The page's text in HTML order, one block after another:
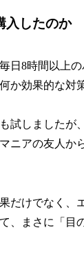
入したのか
日8時間以上
か効果的な対
試しました
ニアの友人か
だけでなく
、まさに「目